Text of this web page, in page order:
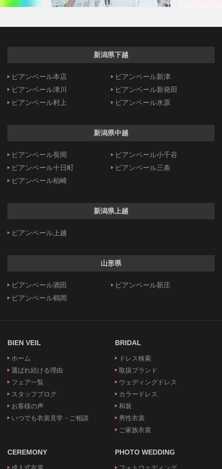
新潟県下越
ビアンベール本店
ビアンベール新津
ビアンベール津川
ビアンベール新発田
ビアンベール村上
ビアンベール水原
新潟県中越
ビアンベール長岡
ビアンベール小千谷
ビアンベール十日町
ビアンベール三条
ビアンベール柏崎
新潟県上越
ビアンベール上越
山形県
ビアンベール酒田
ビアンベール新庄
ビアンベール鶴岡
BIEN VEIL
ホーム
選ばれ続ける理由
フェア一覧
スタッフブログ
お客様の声
いつでも衣裳見学・ご相談
BRIDAL
ドレス検索
取扱ブランド
ウェディングドレス
カラードレス
和装
男性衣裳
ご家族衣裳
CEREMONY PHOTO WEDDING